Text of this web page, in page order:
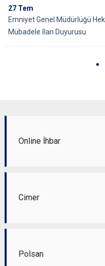
27 Tem
Emniyet Genel Müdürlüğü
Mübadele İlan Duyurusu
Online İhbar
Cimer
Polsan